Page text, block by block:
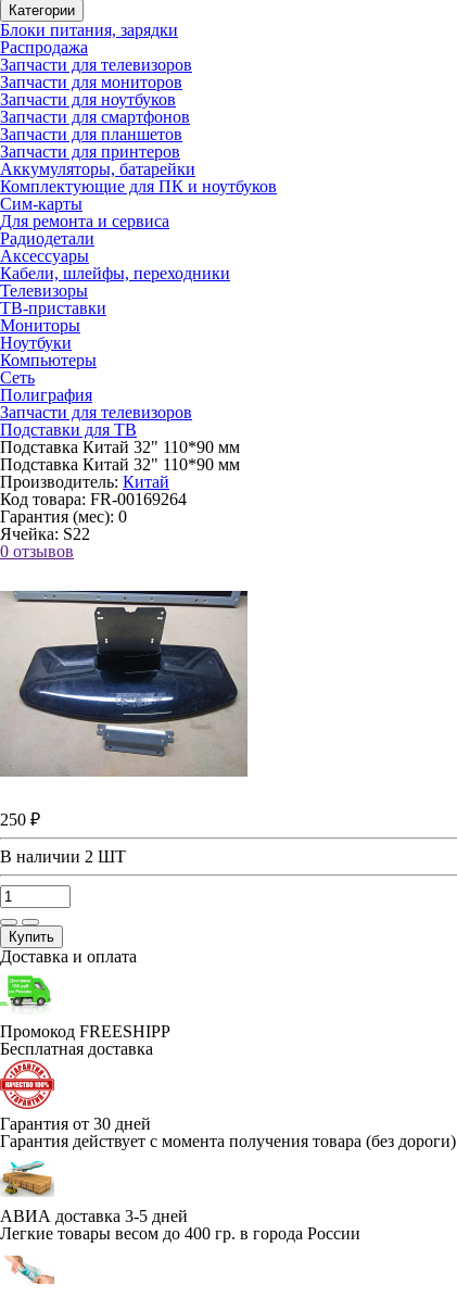
Категории
Блоки питания, зарядки
Распродажа
Запчасти для телевизоров
Запчасти для мониторов
Запчасти для ноутбуков
Запчасти для смартфонов
Запчасти для планшетов
Запчасти для принтеров
Аккумуляторы, батарейки
Комплектующие для ПК и ноутбуков
Сим-карты
Для ремонта и сервиса
Радиодетали
Аксессуары
Кабели, шлейфы, переходники
Телевизоры
ТВ-приставки
Мониторы
Ноутбуки
Компьютеры
Сеть
Полиграфия
Запчасти для телевизоров
Подставки для ТВ
Подставка Китай 32" 110*90 мм
Подставка Китай 32" 110*90 мм
Производитель: Китай
Код товара: FR-00169264
Гарантия (мес): 0
Ячейка: S22
0 отзывов
250 ₽
В наличии 2 ШТ
Купить
Доставка и оплата
Промокод FREESHIPP
Бесплатная доставка
Гарантия от 30 дней
Гарантия действует с момента получения товара (без дороги)
АВИА доставка 3-5 дней
Легкие товары весом до 400 гр. в города России